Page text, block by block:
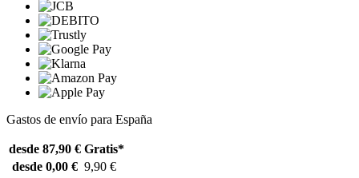
Gastos de envío para España
desde 87,90 € Gratis*
desde 0,00 € 9,90 €